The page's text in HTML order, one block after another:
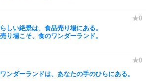
しい絶景は、食品売り場にある。
り場こそ、食のワンダーランド。
ンダーランドは、あなたの手のひらにある。